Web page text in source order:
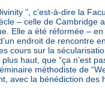
”, c’est-à-dire la
– celle de Cambridge
Elle a été réformée –
endroit de rencontre
cours sur la
plus haut, que “ça n’est
méthodiste de
avec la bénédiction des